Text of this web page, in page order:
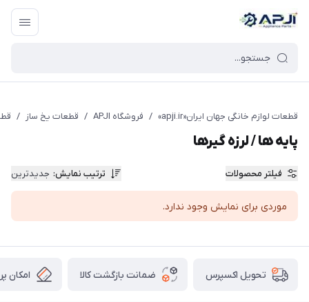
قطعات یدکی و جانبی لوازم خانگی جهان ایران
قطعات لوازم خانگی جهان ایران«apji.ir» / فروشگاه APJI / قطعات یخ ساز /
پایه ها / لرزه گیرها
فیلتر محصولات ترتیب نمایش: جدیدترین
موردی برای نمایش وجود ندارد.
تحویل اکسپرس ضمانت بازگشت کالا امکان